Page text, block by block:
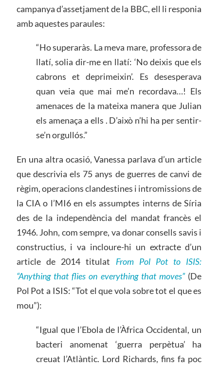
campanya d’assetjament de la BBC, ell li responia
amb aquestes paraules:
“Ho superaràs. La meva mare, professora de
llatí, solia dir-me en llatí: ‘No deixis que els
cabrons et deprimeixin’. Es desesperava
quan veia que mai me’n recordava…! Els
amenaces de la mateixa manera que Julian
els amenaça a ells . D’això n’hi ha per sentir-
se’n orgullós.”
En una altra ocasió, Vanessa parlava d’un article
que descrivia els 75 anys de guerres de canvi de
règim, operacions clandestines i intromissions de
la CIA o l’MI6 en els assumptes interns de Síria
des de la independència del mandat francès el
1946. John, com sempre, va donar consells savis i
constructius, i va incloure-hi un extracte d’un
article de 2014 titulat From Pol Pot to ISIS:
“Anything that flies on everything that moves”(De
Pol Pot a ISIS: “Tot el que vola sobre tot el que es
mou”):
“Igual que l’Ebola de l’Àfrica Occidental, un
bacteri anomenat ‘guerra perpètua’ ha
creuat l’Atlàntic. Lord Richards, fins fa poc